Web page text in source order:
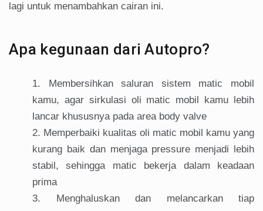
lagi untuk menambahkan cairan ini.
Apa kegunaan dari Autopro?
Membersihkan saluran sistem matic mobil
kamu, agar sirkulasi oli matic mobil kamu lebih
lancar khususnya pada area body valve
Memperbaiki kualitas oli matic mobil kamu yang
kurang baik dan menjaga pressure menjadi lebih
stabil, sehingga matic bekerja dalam keadaan
prima
Menghaluskan dan melancarkan tiap